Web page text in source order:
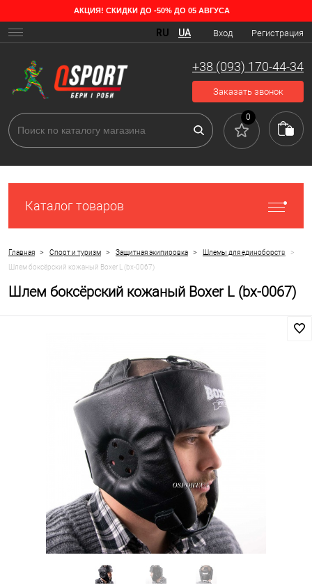
АКЦИЯ! СКИДКИ ДО -50% ДО 05 АВГУСА
Вход Регистрация
RU UA
+38 (093) 170-44-34
Заказать звонок
0
Каталог товаров
Главная > Спорт и туризм > Защитная экипировка > Шлемы для единоборств >
Шлем боксёрский кожаный Boxer L (bx-0067)
Шлем боксёрский кожаный Boxer L (bx-0067)